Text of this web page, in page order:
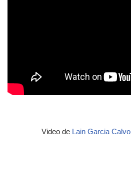
Video de Lain Garcia Calvo